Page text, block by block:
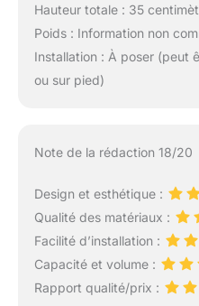
Hauteur totale : 35
Poids : Information non
Installation : À poser (peut
ou sur pied)
Note de la rédaction 18/20
Design et esthétique :
Qualité des matériaux :
Facilité d’installation :
Capacité et volume :
Rapport qualité/prix :